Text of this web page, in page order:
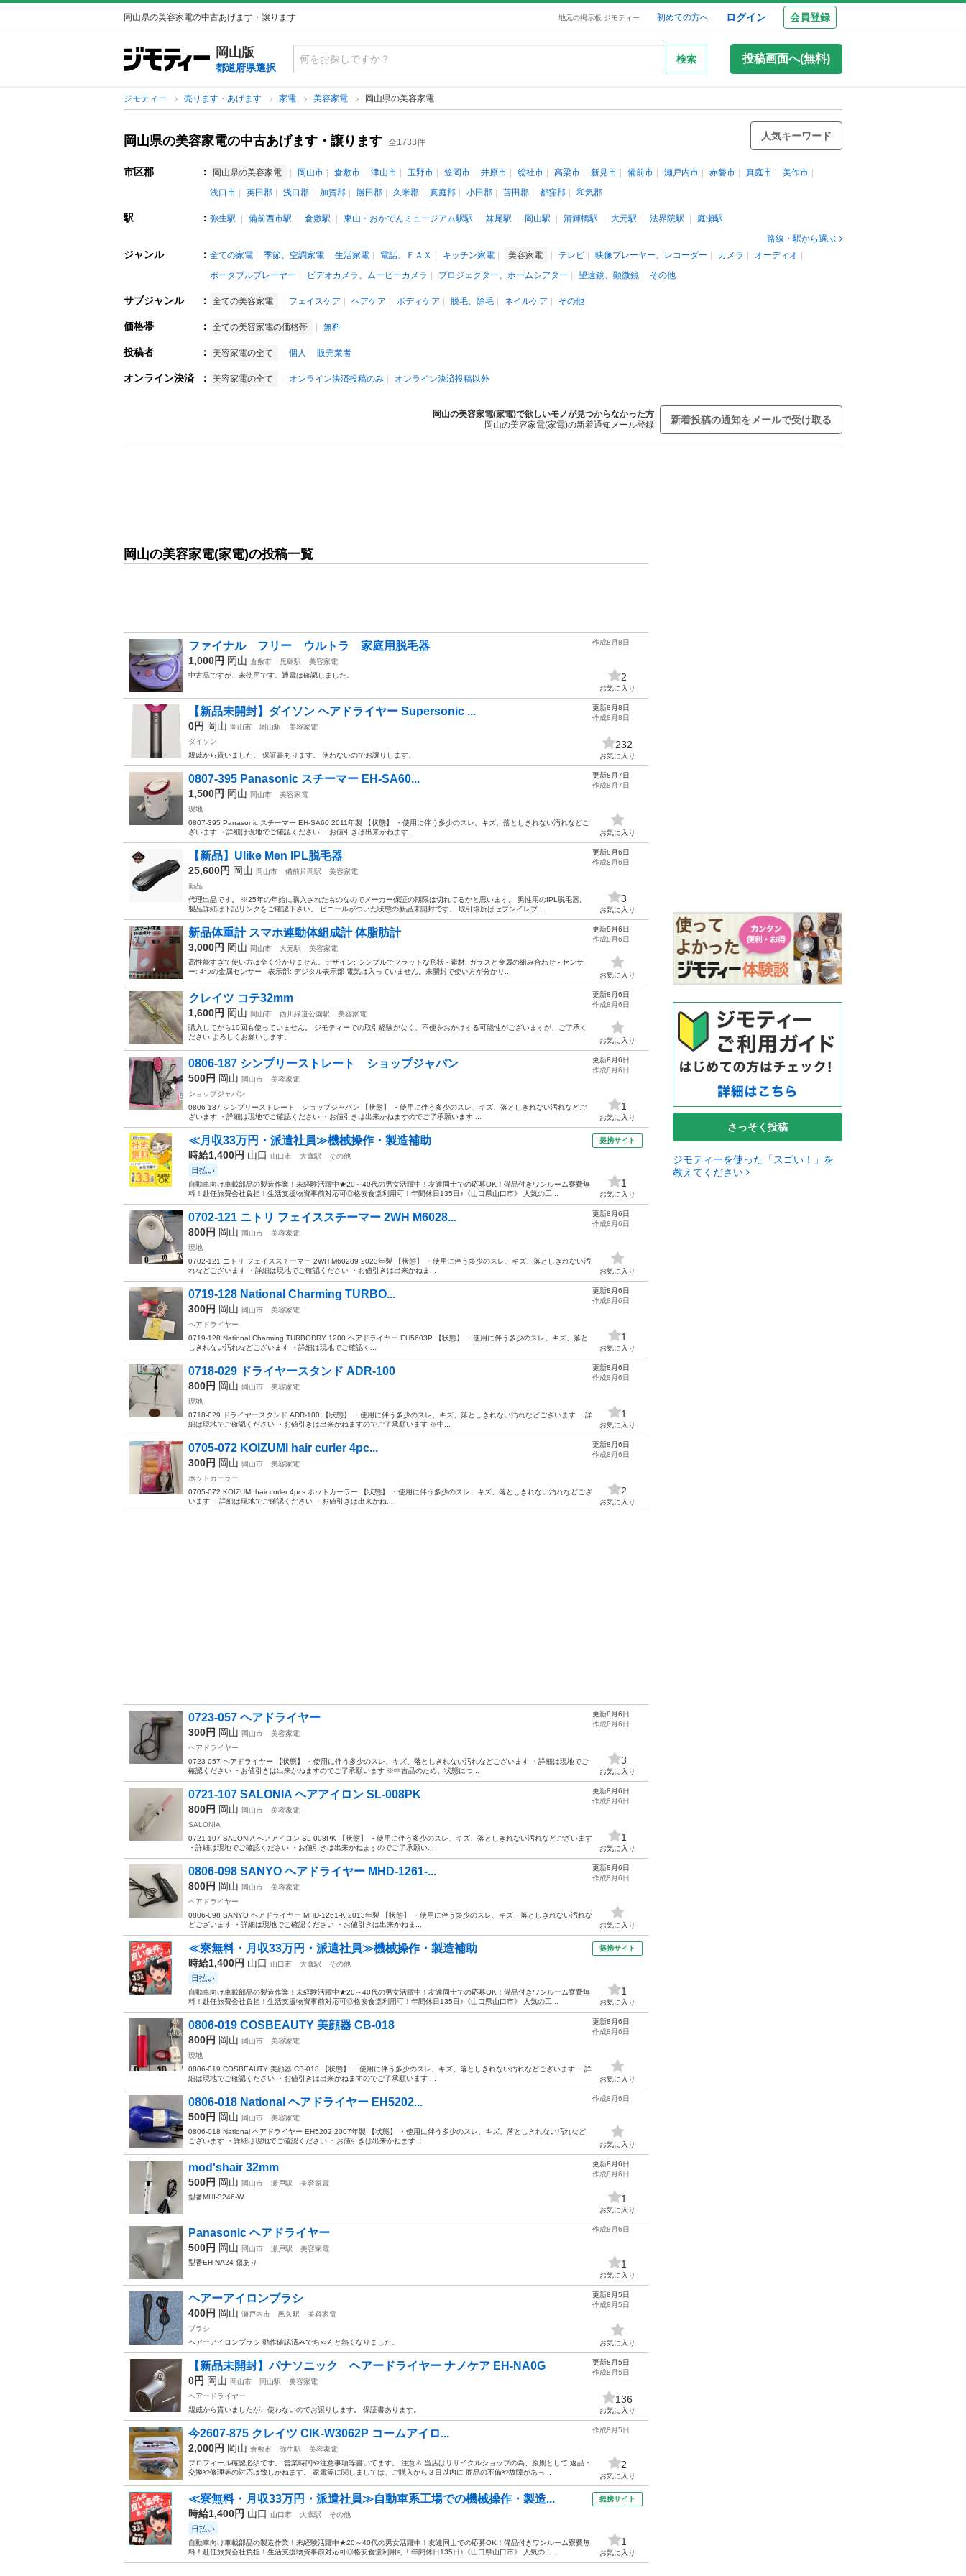
岡山県の美容家電の中古あげます・譲ります 地元の掲示板 ジモティー 初めての方へ ログイン 会員登録
岡山版
都道府県選択
検索 投稿画面へ(無料)
ジモティー 売ります・あげます 家電 美容家電 岡山県の美容家電
岡山県の美容家電の中古あげます・譲ります 全1733件
人気キーワード
市区郡 ： 岡山県の美容家電 岡山市 倉敷市 津山市 玉野市 笠岡市 井原市 総社市 高梁市 新見市 備前市 瀬戸内市 赤磐市 真庭市
美作市
浅口市
英田郡 浅口郡 加賀郡 勝田郡 久米郡 真庭郡 小田郡 苫田郡 都窪郡 和気郡
駅 ： 弥生駅 備前西市駅 倉敷駅 東山・おかでんミュージアム駅駅 妹尾駅 岡山駅 清輝橋駅 大元駅 法界院駅
庭瀬駅
路線・駅から選ぶ
ジャンル ： 全ての家電 季節、空調家電 生活家電 電話、ＦＡＸ キッチン家電 美容家電 テレビ 映像プレーヤー、レコーダー カメラ
オーディオ
ポータブルプレーヤー
ビデオカメラ、ムービーカメラ プロジェクター、ホームシアター 望遠鏡、顕微鏡 その他
サブジャンル ： 全ての美容家電 フェイスケア ヘアケア ボディケア 脱毛、除毛 ネイルケア その他
価格帯 ： 全ての美容家電の価格帯 無料
投稿者 ： 美容家電の全て 個人 販売業者
オンライン決済 ： 美容家電の全て オンライン決済投稿のみ オンライン決済投稿以外
岡山の美容家電(家電)で欲しいモノが見つからなかった方
岡山の美容家電(家電)の新着通知メール登録
新着投稿の通知をメールで受け取る
岡山の美容家電(家電)の投稿一覧
ファイナル フリー ウルトラ 家庭用脱毛器
1,000円 岡山 倉敷市 児島駅
美容家電
中古品ですが、未使用です。通電は確認しました。
作成8月8日
2
お気に入り
【新品未開封】ダイソン ヘアドライヤー Supersonic ...
0円 岡山 岡山市 岡山駅
美容家電
ダイソン
親戚から貰いました。 保証書あります。 使わないのでお譲りします。
更新8月8日
作成8月8日
232
お気に入り
0807-395 Panasonic スチーマー EH-SA60...
1,500円 岡山 岡山市
美容家電
現地
0807-395 Panasonic スチーマー EH-SA60 2011年製 【状態】 ・使用に伴う多少のスレ、キズ、落としきれない汚れなどご
ざいます ・詳細は現地でご確認ください ・お値引きは出来かねます...
更新8月7日
作成8月7日
お気に入り
【新品】Ulike Men IPL脱毛器
25,600円 岡山 岡山市 備前片岡駅
美容家電
新品
代理出品です。 ※25年の年始に購入されたものなのでメーカー保証の期限は切れてるかと思います。 男性用のIPL脱毛器。
製品詳細は下記リンクをご確認下さい。 ビニールがついた状態の新品未開封です。 取引場所はセブンイレブ...
更新8月6日
作成8月6日
3
お気に入り
新品体重計 スマホ連動体組成計 体脂肪計
3,000円 岡山 岡山市 大元駅
美容家電
高性能すぎて使い方は全く分かりません。デザイン: シンプルでフラットな形状 - 素材: ガラスと金属の組み合わせ - センサ
ー: 4つの金属センサー - 表示部: デジタル表示部 電気は入っていません。未開封で使い方が分かり...
更新8月6日
作成8月6日
お気に入り
クレイツ コテ32mm
1,600円 岡山 岡山市 西川緑道公園駅
美容家電
購入してから10回も使っていません。 ジモティーでの取引経験がなく、不便をおかけする可能性がございますが、ご了承く
ださい よろしくお願いします。
更新8月6日
作成8月6日
お気に入り
0806-187 シンプリーストレート ショップジャパン
500円 岡山 岡山市
美容家電
ショップジャパン
0806-187 シンプリーストレート ショップジャパン 【状態】 ・使用に伴う多少のスレ、キズ、落としきれない汚れなどご
ざいます ・詳細は現地でご確認ください ・お値引きは出来かねますのでご了承願います ...
更新8月6日
作成8月6日
1
お気に入り
≪月収33万円・派遣社員≫機械操作・製造補助
時給1,400円 山口 山口市 大歳駅 その他
日払い
自動車向け車載部品の製造作業！未経験活躍中★20～40代の男女活躍中！友達同士での応募OK！備品付きワンルーム寮費無
料！赴任旅費会社負担！生活支援物資事前対応可◎格安食堂利用可！年間休日135日♪《山口県山口市》 人気の工...
提携サイト
1
お気に入り
0702-121 ニトリ フェイススチーマー 2WH M6028...
800円 岡山 岡山市
美容家電
現地
0702-121 ニトリ フェイススチーマー 2WH M60289 2023年製 【状態】 ・使用に伴う多少のスレ、キズ、落としきれない汚
れなどございます ・詳細は現地でご確認ください ・お値引きは出来かねま...
更新8月6日
作成8月6日
お気に入り
0719-128 National Charming TURBO...
300円 岡山 岡山市
美容家電
ヘアドライヤー
0719-128 National Charming TURBODRY 1200 ヘアドライヤー EH5603P 【状態】 ・使用に伴う多少のスレ、キズ、落と
しきれない汚れなどございます ・詳細は現地でご確認く...
更新8月6日
作成8月6日
1
お気に入り
0718-029 ドライヤースタンド ADR-100
800円 岡山 岡山市
美容家電
現地
0718-029 ドライヤースタンド ADR-100 【状態】 ・使用に伴う多少のスレ、キズ、落としきれない汚れなどございます ・詳
細は現地でご確認ください ・お値引きは出来かねますのでご了承願います ※中...
更新8月6日
作成8月6日
1
お気に入り
0705-072 KOIZUMI hair curler 4pc...
300円 岡山 岡山市
美容家電
ホットカーラー
0705-072 KOIZUMI hair curler 4pcs ホットカーラー 【状態】 ・使用に伴う多少のスレ、キズ、落としきれない汚れなどござ
います ・詳細は現地でご確認ください ・お値引きは出来かね...
更新8月6日
作成8月6日
2
お気に入り
0723-057 ヘアドライヤー
300円 岡山 岡山市
美容家電
ヘアドライヤー
0723-057 ヘアドライヤー 【状態】 ・使用に伴う多少のスレ、キズ、落としきれない汚れなどございます ・詳細は現地でご
確認ください ・お値引きは出来かねますのでご了承願います ※中古品のため、状態につ...
更新8月6日
作成8月6日
3
お気に入り
0721-107 SALONIA ヘアアイロン SL-008PK
800円 岡山 岡山市
美容家電
SALONIA
0721-107 SALONIA ヘアアイロン SL-008PK 【状態】 ・使用に伴う多少のスレ、キズ、落としきれない汚れなどございます
・詳細は現地でご確認ください ・お値引きは出来かねますのでご了承願い...
更新8月6日
作成8月6日
1
お気に入り
0806-098 SANYO ヘアドライヤー MHD-1261-...
800円 岡山 岡山市
美容家電
ヘアドライヤー
0806-098 SANYO ヘアドライヤー MHD-1261-K 2013年製 【状態】 ・使用に伴う多少のスレ、キズ、落としきれない汚れな
どございます ・詳細は現地でご確認ください ・お値引きは出来かねま...
更新8月6日
作成8月6日
お気に入り
≪寮無料・月収33万円・派遣社員≫機械操作・製造補助
時給1,400円 山口 山口市 大歳駅 その他
日払い
自動車向け車載部品の製造作業！未経験活躍中★20～40代の男女活躍中！友達同士での応募OK！備品付きワンルーム寮費無
料！赴任旅費会社負担！生活支援物資事前対応可◎格安食堂利用可！年間休日135日♪《山口県山口市》 人気の工...
提携サイト
1
お気に入り
0806-019 COSBEAUTY 美顔器 CB-018
800円 岡山 岡山市
美容家電
現地
0806-019 COSBEAUTY 美顔器 CB-018 【状態】 ・使用に伴う多少のスレ、キズ、落としきれない汚れなどございます ・詳
細は現地でご確認ください ・お値引きは出来かねますのでご了承願います ...
更新8月6日
作成8月6日
お気に入り
0806-018 National ヘアドライヤー EH5202...
500円 岡山 岡山市
美容家電
0806-018 National ヘアドライヤー EH5202 2007年製 【状態】 ・使用に伴う多少のスレ、キズ、落としきれない汚れなど
ございます ・詳細は現地でご確認ください ・お値引きは出来かねます...
作成8月6日
お気に入り
mod'shair 32mm
500円 岡山 岡山市 瀬戸駅
美容家電
型番MHI-3246-W
更新8月6日
作成8月6日
1
お気に入り
Panasonic ヘアドライヤー
500円 岡山 岡山市 瀬戸駅
美容家電
型番EH-NA24 傷あり
作成8月6日
1
お気に入り
ヘアーアイロンブラシ
400円 岡山 瀬戸内市 邑久駅
美容家電
ブラシ
ヘアーアイロンブラシ 動作確認済みでちゃんと熱くなりました。
更新8月5日
作成8月5日
お気に入り
【新品未開封】パナソニック ヘアードライヤー ナノケア EH-NA0G
0円 岡山 岡山市 岡山駅
美容家電
ヘアードライヤー
親戚から貰いましたが、使わないのでお譲りします。 保証書あります。
更新8月5日
作成8月5日
136
お気に入り
今2607-875 クレイツ CIK-W3062P コームアイロ...
2,000円 岡山 倉敷市 弥生駅
美容家電
プロフィール確認必須です。 営業時間や注意事項等書いてます。 注意⚠️ 当店はリサイクルショップの為、原則として 返品・
交換や修理等の対応は致しかねます。 家電等に関しましては、ご購入から３日以内に 商品の不備や故障があっ...
作成8月5日
2
お気に入り
≪寮無料・月収33万円・派遣社員≫自動車系工場での機械操作・製造...
時給1,400円 山口 山口市 大歳駅 その他
日払い
自動車向け車載部品の製造作業！未経験活躍中★20～40代の男女活躍中！友達同士での応募OK！備品付きワンルーム寮費無
料！赴任旅費会社負担！生活支援物資事前対応可◎格安食堂利用可！年間休日135日♪《山口県山口市》 人気の工...
提携サイト
1
お気に入り
さっそく投稿
ジモティーを使った「スゴい！」を
教えてください